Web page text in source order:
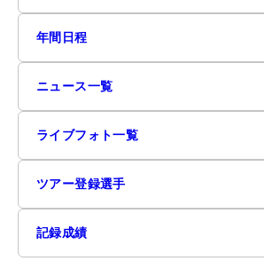
年間日程
ニュース一覧
ライブフォト一覧
ツアー登録選手
記録成績